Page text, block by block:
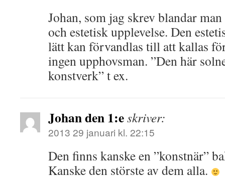
Johan, som jag skrev blandar
och estetisk upplevelse. Den
lätt kan förvandlas till att kallas
ingen upphovsman. ”Den här
konstverk” t ex.
Johan den 1:eskriver:
2013 29 januari kl. 22:15
Den finns kanske en ”konstnär”
Kanske den störste av dem alla.